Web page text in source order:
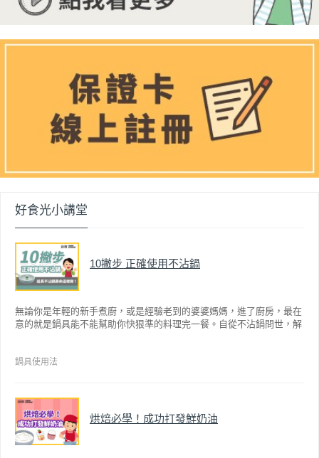
好食光小講堂
10撇步 正確使用不沾鍋
無論你是年輕的新手煮廚，或是經驗老到的婆婆媽媽，進了廚房，最在
意的就是鍋具能不能幫助你快狠準的料理完一餐。自從不沾鍋問世，解
因此金鑽不沾系列的鍋具，更年年穩居銷售排行榜的前幾名。然而如何
鍋具使用法
烘焙必學！成功打發鮮奶油